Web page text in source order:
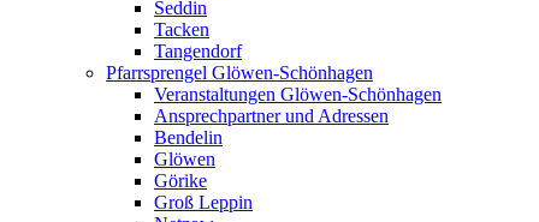
Seddin
Tacken
Tangendorf
Pfarrsprengel Glöwen-Schönhagen
Veranstaltungen Glöwen-Schönhagen
Ansprechpartner und Adressen
Bendelin
Glöwen
Görike
Groß Leppin